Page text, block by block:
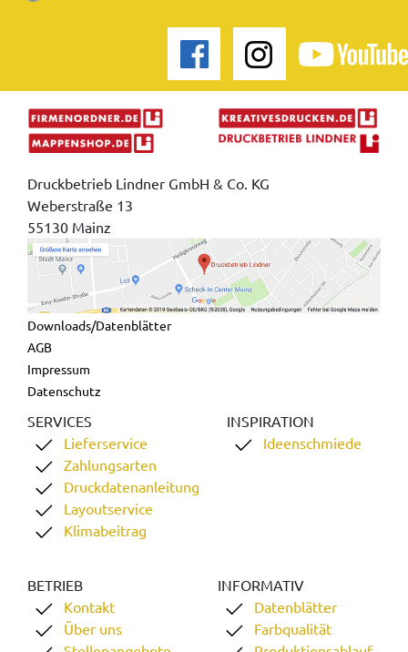
Druckbetrieb Lindner GmbH & Co. KG
Weberstraße 13
55130 Mainz
Downloads/Datenblätter
AGB
Impressum
Datenschutz
SERVICES
Lieferservice
Zahlungsarten
Druckdatenanleitung
Layoutservice
Klimabeitrag
INSPIRATION
Ideenschmiede
BETRIEB
Kontakt
Über uns
INFORMATIV
Datenblätter
Farbqualität